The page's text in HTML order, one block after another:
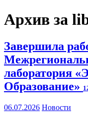
Архив за
Завершила
лаборатория
Образование»
06.07.2026 Новости